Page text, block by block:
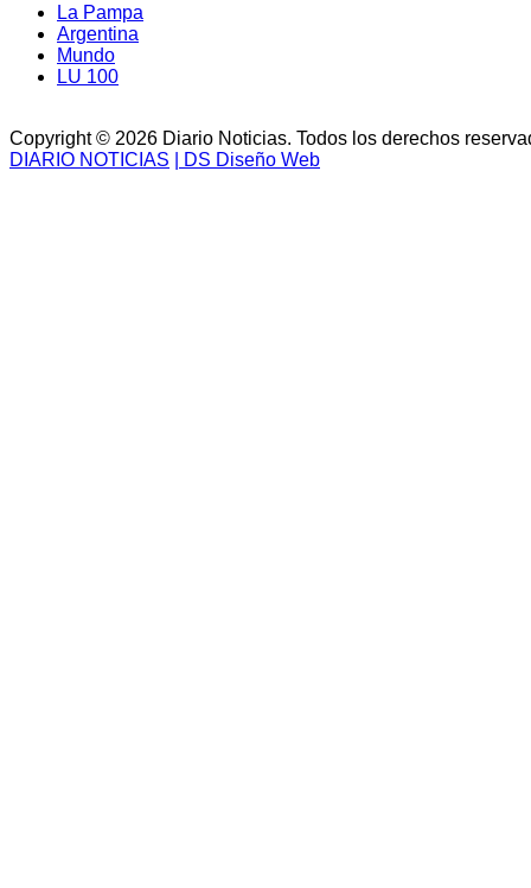
La Pampa
Argentina
Mundo
LU 100
Copyright © 2026 Diario Noticias. Todos los derechos
DIARIO NOTICIAS
| DS Diseño Web